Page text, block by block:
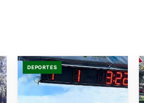
DEPORTES